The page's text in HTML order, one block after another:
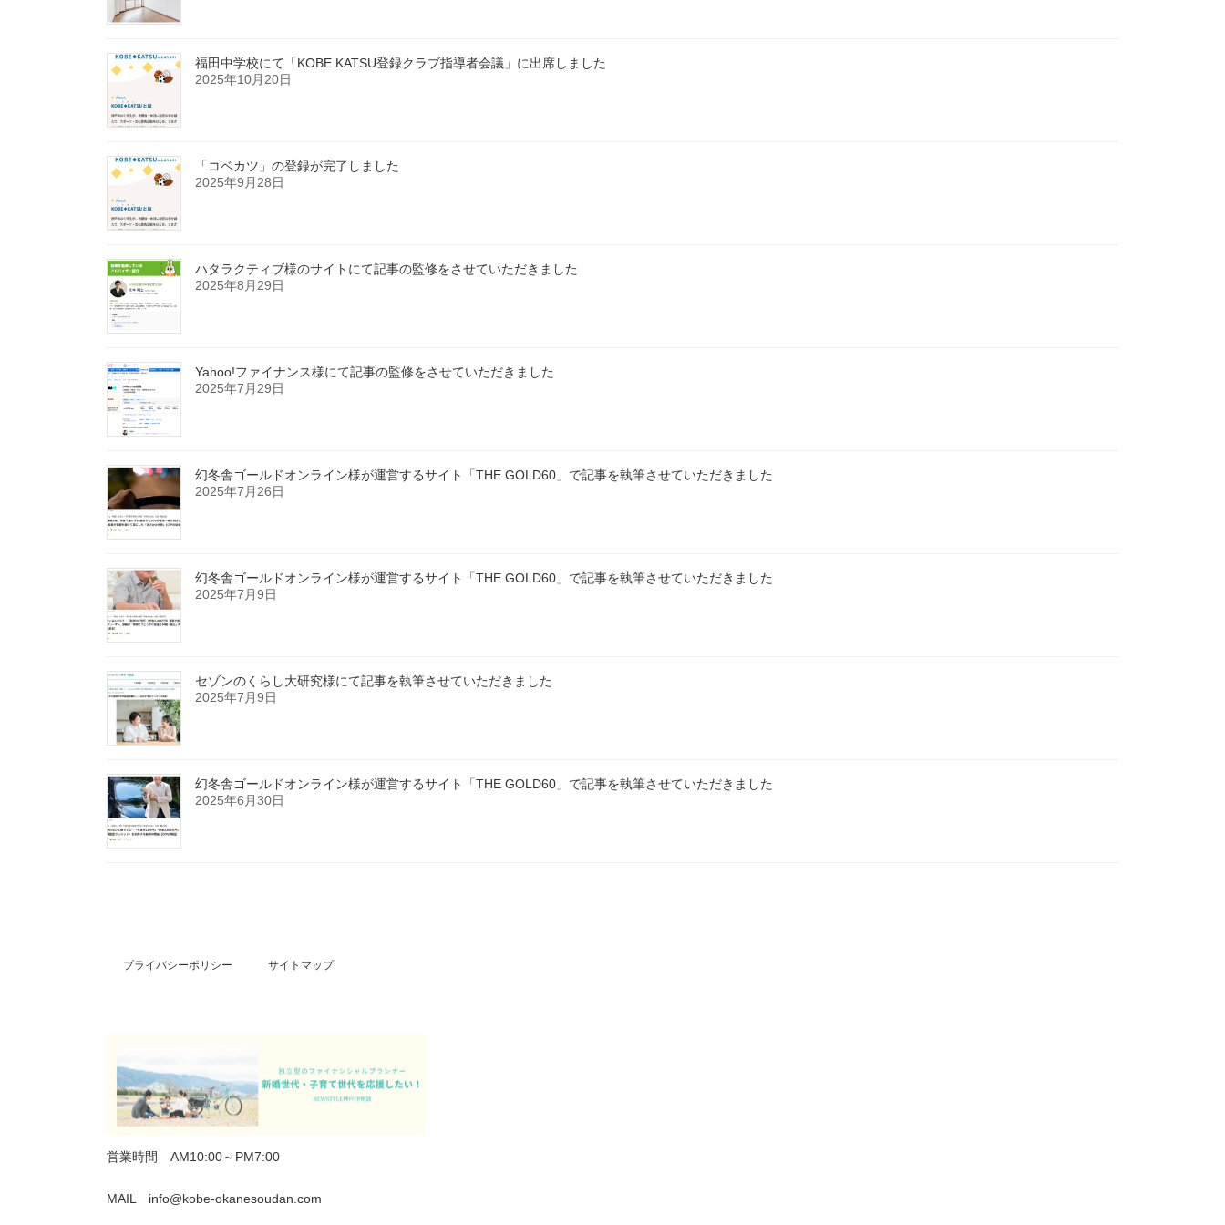
福田中学校にて「KOBE KATSU登録クラブ指導者会議」に出席しました
2025年10月20日
「コベカツ」の登録が完了しました
2025年9月28日
ハタラクティブ様のサイトにて記事の監修をさせていただきました
2025年8月29日
Yahoo!ファイナンス様にて記事の監修をさせていただきました
2025年7月29日
幻冬舎ゴールドオンライン様が運営するサイト「THE GOLD60」で記事を執筆させていただきました
2025年7月26日
幻冬舎ゴールドオンライン様が運営するサイト「THE GOLD60」で記事を執筆させていただきました
2025年7月9日
セゾンのくらし大研究様にて記事を執筆させていただきました
2025年7月9日
幻冬舎ゴールドオンライン様が運営するサイト「THE GOLD60」で記事を執筆させていただきました
2025年6月30日
プライバシーポリシー サイトマップ
営業時間 AM10:00～PM7:00
MAIL info@kobe-okanesoudan.com